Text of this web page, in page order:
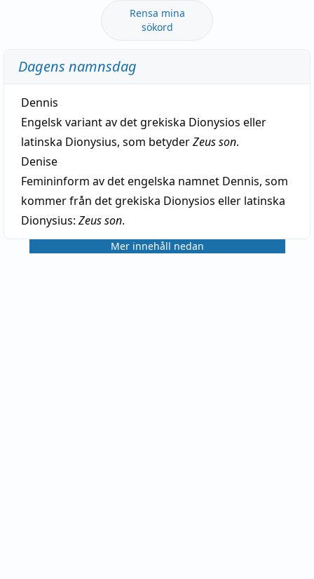
Rensa mina
sökord
Dagens namnsdag
Dennis
Engelsk variant av det grekiska Dionysios eller
latinska Dionysius, som betyderZeus son.
Denise
Femininform av det engelska namnet Dennis, som
kommer från det grekiska Dionysios eller latinska
Dionysius: Zeus son.
Mer innehåll nedan